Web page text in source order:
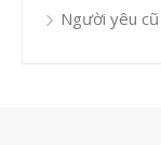
Người yêu